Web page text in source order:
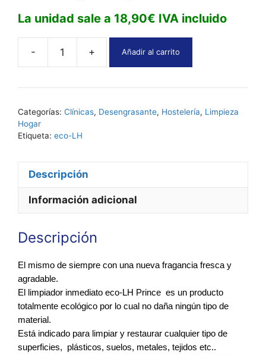
La unidad sale a 18,90€ IVA incluido
-
Multiusos
aromatizado
LH
+ Añadir al carrito
Categorías: Clínicas, Desengrasante, Hostelería, Limpieza
Hogar
Etiqueta: eco-LH
Descripción
Información adicional
Descripción
El mismo de siempre con una nueva fragancia fresca y
agradable.
El limpiador inmediato eco-LH Prince es un producto
totalmente ecológico por lo cual no daña ningún tipo de
material.
Está indicado para limpiar y restaurar cualquier tipo de
superficies, plásticos, suelos, metales, tejidos etc..